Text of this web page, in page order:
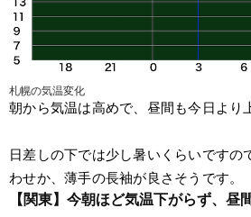
札幌の気温変化
朝から気温は高めで、昼間も今日より
日差しの下では少し暑いくらいですの
わせか、薄手の長袖が良さそうです。
【関東】今朝ほど気温下がらず、昼